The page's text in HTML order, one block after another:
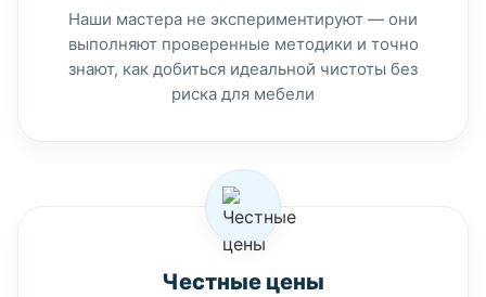
Наши мастера не экспериментируют — они
выполняют проверенные методики и точно
знают, как добиться идеальной чистоты без
риска для мебели
Честные цены